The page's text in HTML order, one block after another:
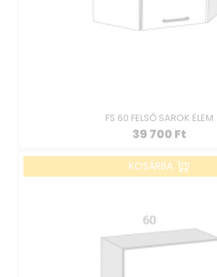
FS 60 FELSŐ SAROK ELEM
39 700 Ft
KOSÁRBA